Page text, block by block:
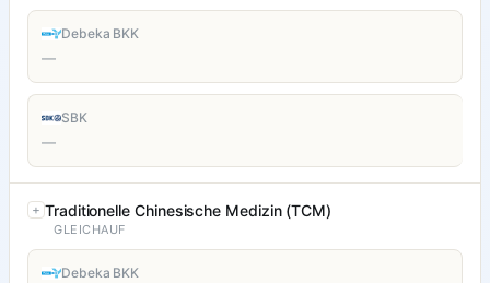
Debeka BKK
—
SBK
—
Traditionelle Chinesische Medizin (TCM)
GLEICHAUF
Debeka BKK